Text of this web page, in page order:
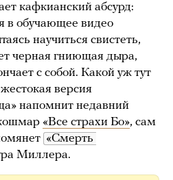
кафкианский абсурд:
в обучающее видео
научиться свистеть,
черная гниющая дыра,
с собой. Какой уж тут
версия
напомнит недавний
«Все страхи Бо», сам
«Смерть
Миллера.